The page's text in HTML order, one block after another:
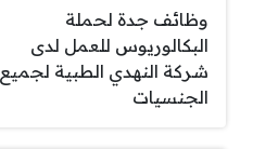
وظائف جدة لحملة
البكالوريوس للعمل لدى
شركة النهدي الطبية لجميع
الجنسيات